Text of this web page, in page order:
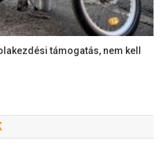
támogatás, nem kell